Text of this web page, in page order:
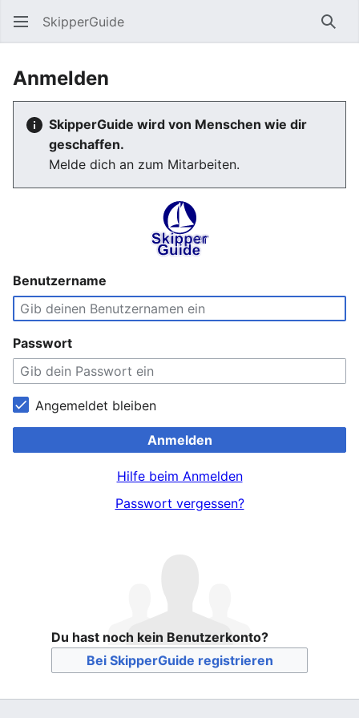
SkipperGuide
Anmelden
SkipperGuide wird von Menschen wie dir
geschaffen.
Melde dich an zum Mitarbeiten.
Benutzername
Passwort
Angemeldet bleiben
Anmelden
Hilfe beim Anmelden
Passwort vergessen?
Du hast noch kein Benutzerkonto?
Bei SkipperGuide registrieren